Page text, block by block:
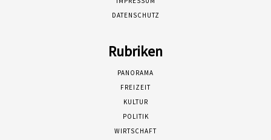
DATENSCHUTZ
Rubriken
PANORAMA
FREIZEIT
KULTUR
POLITIK
WIRTSCHAFT